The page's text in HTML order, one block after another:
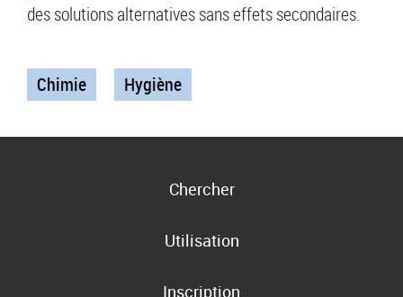
des solutions alternatives sans effets secondaires.
Chimie Hygiène
Chercher
Utilisation
Inscription